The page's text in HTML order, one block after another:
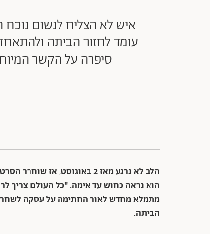
איש לא הצליח לנשום
עומד לחזור הביתה
סיפרה על הקשר
מתמלא מחדש לאור החתימה על עסקה
הביתה.